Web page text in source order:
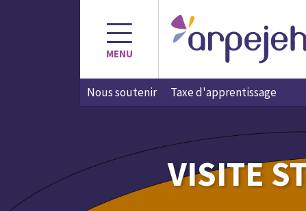
MENU
Nous soutenir Taxe d'apprentissage
VISITE